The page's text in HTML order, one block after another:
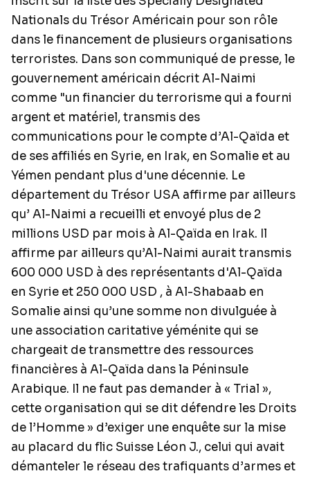
Nationals du Trésor Américain pour son rôle
dans le financement de plusieurs organisations
terroristes. Dans son communiqué de presse, le
gouvernement américain décrit Al-Naimi
comme "un financier du terrorisme qui a fourni
argent et matériel, transmis des
communications pour le compte d’Al-Qaïda et
de ses affiliés en Syrie, en Irak, en Somalie et au
Yémen pendant plus d'une décennie. Le
département du Trésor USA affirme par ailleurs
qu’ Al-Naimi a recueilli et envoyé plus de 2
millions USD par mois à Al-Qaïda en Irak. Il
affirme par ailleurs qu’Al-Naimi aurait transmis
600 000 USD à des représentants d'Al-Qaïda
en Syrie et 250 000 USD , à Al-Shabaab en
Somalie ainsi qu’une somme non divulguée à
une association caritative yéménite qui se
chargeait de transmettre des ressources
financières à Al-Qaïda dans la Péninsule
Arabique. Il ne faut pas demander à « Trial »,
cette organisation qui se dit défendre les Droits
de l’Homme » d’exiger une enquête sur la mise
au placard du flic Suisse Léon J., celui qui avait
démanteler le réseau des trafiquants d’armes et